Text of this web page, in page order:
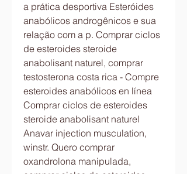
a prática desportiva Esteróides
anabólicos androgênicos e sua
relação com a p. Comprar ciclos
de esteroides steroide
anabolisant naturel, comprar
testosterona costa rica - Compre
esteroides anabólicos en línea
Comprar ciclos de esteroides
steroide anabolisant naturel
Anavar injection musculation,
winstr. Quero comprar
oxandrolona manipulada,